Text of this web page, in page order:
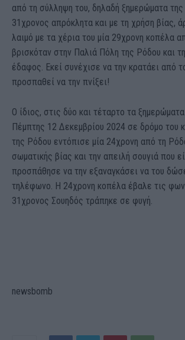
από τη σύλληψη του, δηλαδή ξημερώματα της
31χρονος απρόκλητα και με τη χρήση βίας,
λαιμό με τα χέρια του μία 29χρονη κοπέλα
βρισκόταν στην Παλιά Πόλη της Ρόδου και
έδαφος. Εκεί συνέχισε να την κρατάει από
προσπαθεί να την πνίξει!
Ο ίδιος, στις δύο και τέταρτο τα
Πέμπτης 12 Δεκεμβρίου 2024 σε δρόμο του
της Ρόδου εντόπισε μία 24χρονη από τη
σωματικής βίας και την απειλή σουγιά που
προσπάθησε να την εξαναγκάσει να του
τηλέφωνο. Η 24χρονη κοπέλα έβαλε τις
31χρονος Σουηδός τράπηκε σε φυγή.
newsbomb